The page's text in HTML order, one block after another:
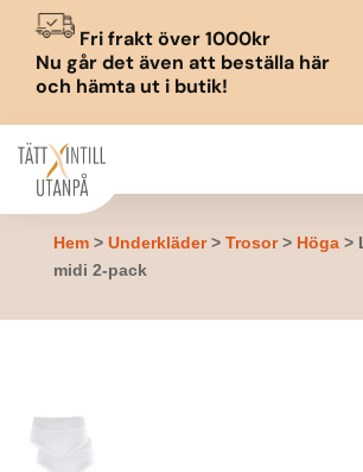
Fri frakt över 1000kr
Nu går det även att beställa här
och hämta ut i butik!
Hem> Underkläder> Trosor> Höga>
midi 2-pack